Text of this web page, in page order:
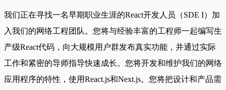
我们正在寻找一名早期职业生涯的React开发人员（SDE I）加
入我们的网络工程团队。您将与经验丰富的工程师一起编写生
产级React代码，向大规模用户群发布真实功能，并通过实际
工作和紧密的导师指导快速成长。您将开发和维护我们的网络
应用程序的特性，使用React.js和Next.js。您将把设计和产品需